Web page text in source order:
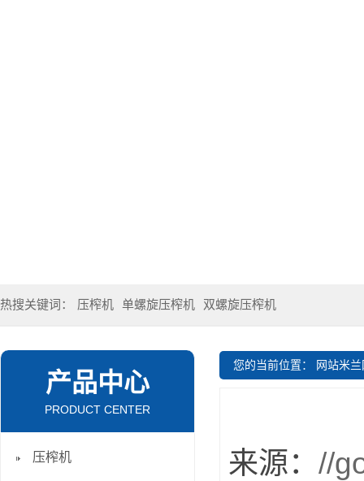
热搜关键词： 压榨机 单螺旋压榨机 双螺旋压榨机
您的当前位置： 网站米
来源： //
产品中心
PRODUCT CENTER
压榨机